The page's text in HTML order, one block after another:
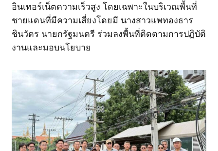
อินเทอร์เน็ตความเร็วสูง โดยเฉพาะในบริเวณพื้นที่
ชายแดนที่มีความเสี่ยงโดยมี นางสาวแพทองธาร
ชินวัตร นายกรัฐมนตรี ร่วมลงพื้นที่ติดตามการปฏิบัติ
งานและมอบนโยบาย